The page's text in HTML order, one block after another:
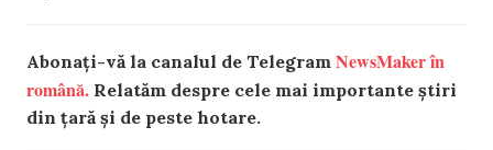
Abonați-vă la canalul de Telegram NewsMaker în
română. Relatăm despre cele mai importante știri
din țară și de peste hotare.